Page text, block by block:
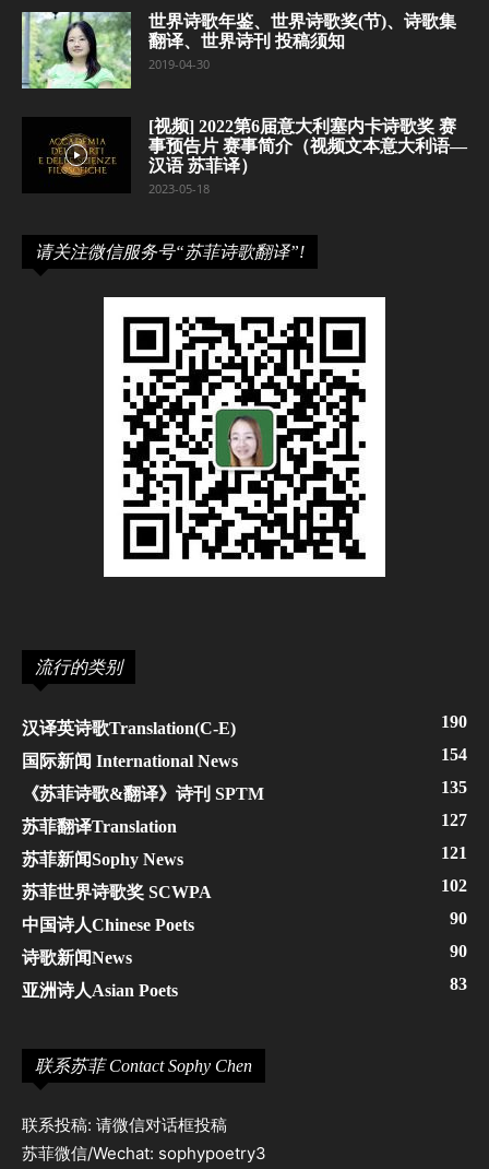
世界诗歌年鉴、世界诗歌奖(节)、诗歌集
翻译、世界诗刊 投稿须知
2019-04-30
[视频] 2022第6届意大利塞内卡诗歌奖 赛
事预告片 赛事简介（视频文本意大利语—
汉语 苏菲译）
2023-05-18
请关注微信服务号“苏菲诗歌翻译”!
流行的类别
汉译英诗歌Translation(C-E) 190
国际新闻 International News 154
《苏菲诗歌&翻译》诗刊 SPTM 135
苏菲翻译Translation 127
苏菲新闻Sophy News 121
苏菲世界诗歌奖 SCWPA 102
中国诗人Chinese Poets 90
诗歌新闻News 90
亚洲诗人Asian Poets 83
联系苏菲 Contact Sophy Chen
联系投稿: 请微信对话框投稿
苏菲微信/Wechat: sophypoetry3